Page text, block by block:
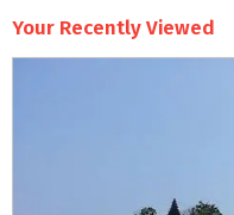
Your Recently Viewed